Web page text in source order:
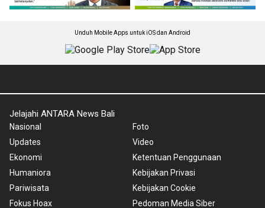
Unduh Mobile Apps untuk iOS dan Android
Jelajahi ANTARA News Bali
Nasional
Updates
Ekonomi
Humaniora
Pariwisata
Fokus Hoax
Foto
Video
Ketentuan Penggunaan
Kebijakan Privasi
Kebijakan Cookie
Pedoman Media Siber